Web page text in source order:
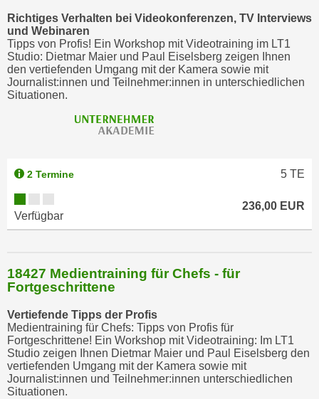
Richtiges Verhalten bei Videokonferenzen, TV Interviews
und Webinaren
Tipps von Profis! Ein Workshop mit Videotraining im LT1
Studio: Dietmar Maier und Paul Eiselsberg zeigen Ihnen
den vertiefenden Umgang mit der Kamera sowie mit
Journalist:innen und Teilnehmer:innen in unterschiedlichen
Situationen.
2 Termine 5 TE
Verfügbar
236,00 EUR
18427 Medientraining für Chefs - für
Fortgeschrittene
Vertiefende Tipps der Profis
Medientraining für Chefs: Tipps von Profis für
Fortgeschrittene! Ein Workshop mit Videotraining: Im LT1
Studio zeigen Ihnen Dietmar Maier und Paul Eiselsberg den
vertiefenden Umgang mit der Kamera sowie mit
Journalist:innen und Teilnehmer:innen unterschiedlichen
Situationen.
t
i
e
r
e
n
m
r
t
n
v
o
n
C